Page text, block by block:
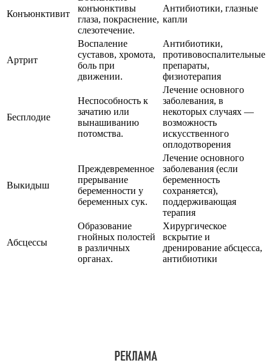
Конъюнктивит
конъюнктивы
глаза, покраснение,
слезотечение.
Антибиотики, глазные
капли
Артрит
Воспаление
суставов, хромота,
боль при
движении.
Антибиотики,
противовоспалительные
препараты,
физиотерапия
Бесплодие
Неспособность к
зачатию или
вынашиванию
потомства.
Лечение основного
заболевания, в
некоторых случаях —
возможность
искусственного
оплодотворения
Выкидыш
Преждевременное
прерывание
беременности у
беременных сук.
Лечение основного
заболевания (если
беременность
сохраняется),
поддерживающая
терапия
Абсцессы
Образование
гнойных полостей
в различных
органах.
Хирургическое
вскрытие и
дренирование абсцесса,
антибиотики